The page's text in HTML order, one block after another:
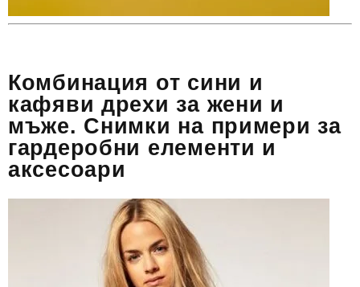
Комбинация от сини и
кафяви дрехи за жени и
мъже. Снимки на примери за
гардеробни елементи и
аксесоари